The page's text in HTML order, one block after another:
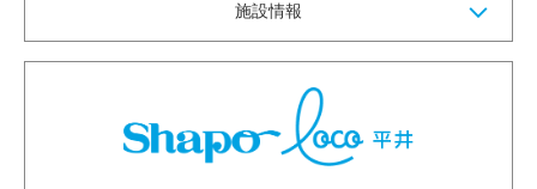
施設情報